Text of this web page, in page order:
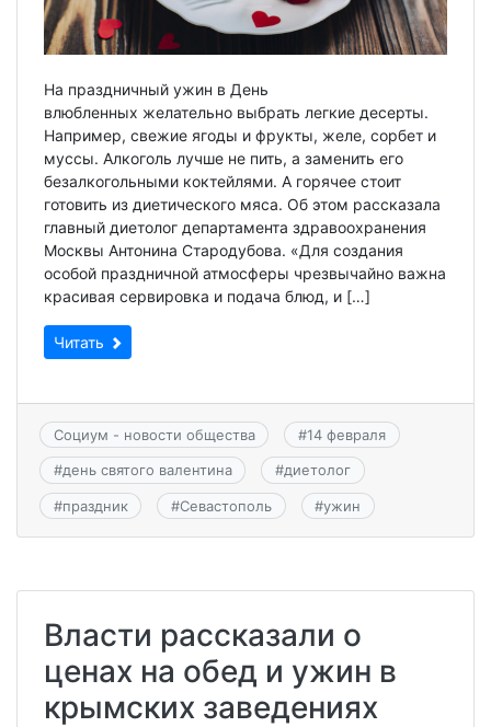
На праздничный ужин в День
влюбленных желательно выбрать легкие десерты.
Например, свежие ягоды и фрукты, желе, сорбет и
муссы. Алкоголь лучше не пить, а заменить его
безалкогольными коктейлями. А горячее стоит
готовить из диетического мяса. Об этом рассказала
главный диетолог департамента здравоохранения
Москвы Антонина Стародубова. «Для создания
особой праздничной атмосферы чрезвычайно важна
красивая сервировка и подача блюд, и […]
Читать
Социум - новости общества #14 февраля
#день святого валентина #диетолог
#праздник #Севастополь #ужин
Власти рассказали о
ценах на обед и ужин в
крымских заведениях